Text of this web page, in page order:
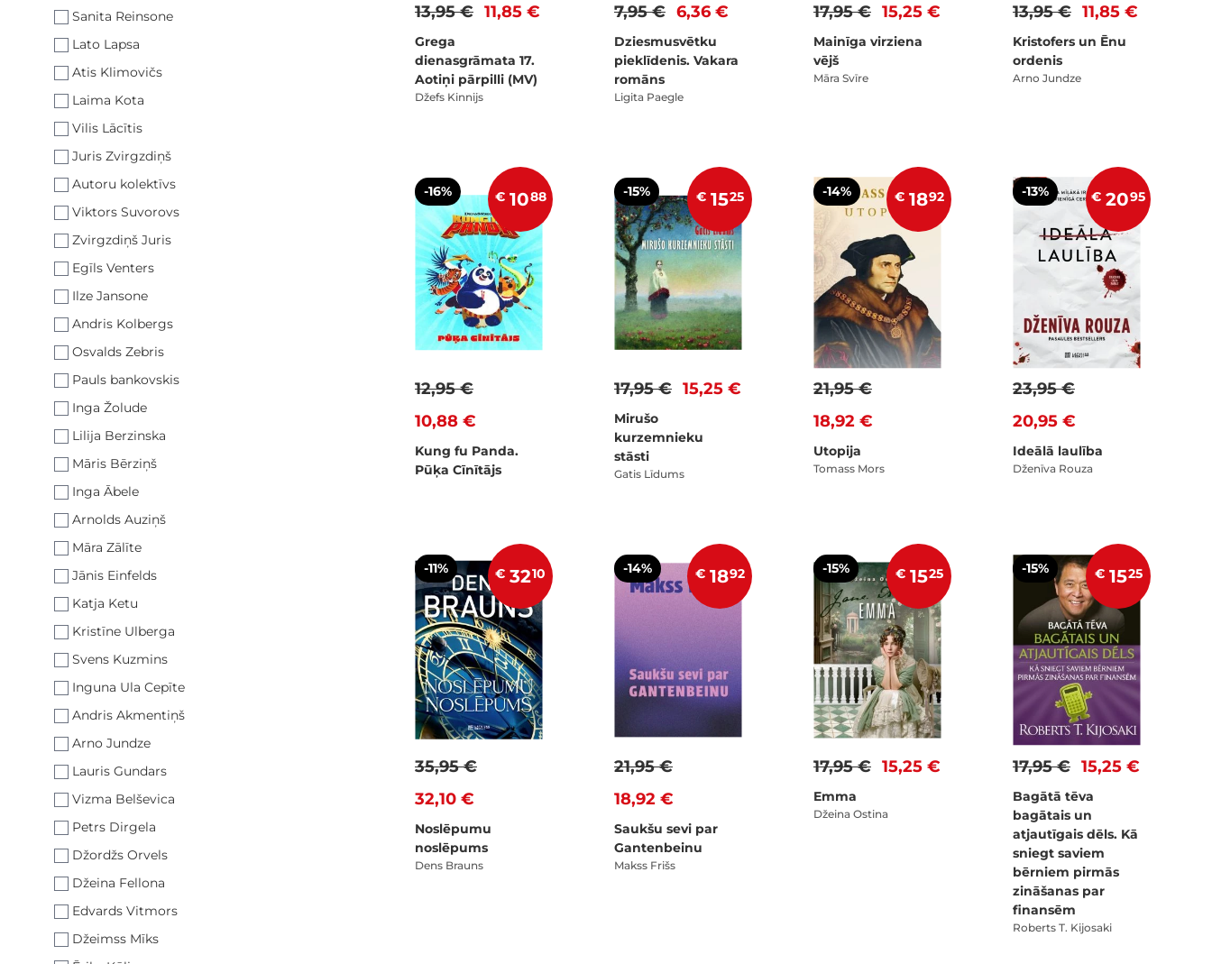
Sanita Reinsone
Lato Lapsa
Atis Klimovičs
Laima Kota
Vilis Lācītis
Juris Zvirgzdiņš
Autoru kolektīvs
Viktors Suvorovs
Zvirgzdiņš Juris
Egīls Venters
Ilze Jansone
Andris Kolbergs
Osvalds Zebris
Pauls bankovskis
Inga Žolude
Lilija Berzinska
Māris Bērziņš
Inga Ābele
Arnolds Auziņš
Māra Zālīte
Jānis Einfelds
Katja Ketu
Kristīne Ulberga
Svens Kuzmins
Inguna Ula Cepīte
Andris Akmentiņš
Arno Jundze
Lauris Gundars
Vizma Belševica
Petrs Dirgela
Džordžs Orvels
Džeina Fellona
Edvards Vitmors
Džeimss Mīks
11,85 €
13,95 €
Grega
dienasgrāmata 17.
Aotiņi pārpilli (MV)
Džefs Kinnijs
6,36 €
7,95 €
Dziesmusvētku
pieklīdenis. Vakara
romāns
Ligita Paegle
15,25 €
17,95 €
Mainīga virziena
vējš
Māra Svīre
11,85 €
13,95 €
Kristofers un Ēnu
ordenis
Arno Jundze
-16% € 1088
10,88 €
12,95 €
Kung fu Panda.
Pūķa Cīnītājs
-15% € 1525
15,25 €
17,95 €
Mirušo
kurzemnieku
stāsti
Gatis Līdums
-14% € 1892
18,92 €
21,95 €
Utopija
Tomass Mors
-13% € 2095
20,95 €
23,95 €
Ideālā laulība
Dženīva Rouza
-11% € 3210
32,10 €
35,95 €
Noslēpumu
noslēpums
Dens Brauns
-14% € 1892
18,92 €
21,95 €
Saukšu sevi par
Gantenbeinu
Makss Frišs
-15% € 1525
15,25 €
17,95 €
Emma
Džeina Ostina
-15% € 1525
15,25 €
17,95 €
Bagātā tēva
bagātais un
atjautīgais dēls. Kā
sniegt saviem
bērniem pirmās
zināšanas par
finansēm
Roberts T. Kijosaki